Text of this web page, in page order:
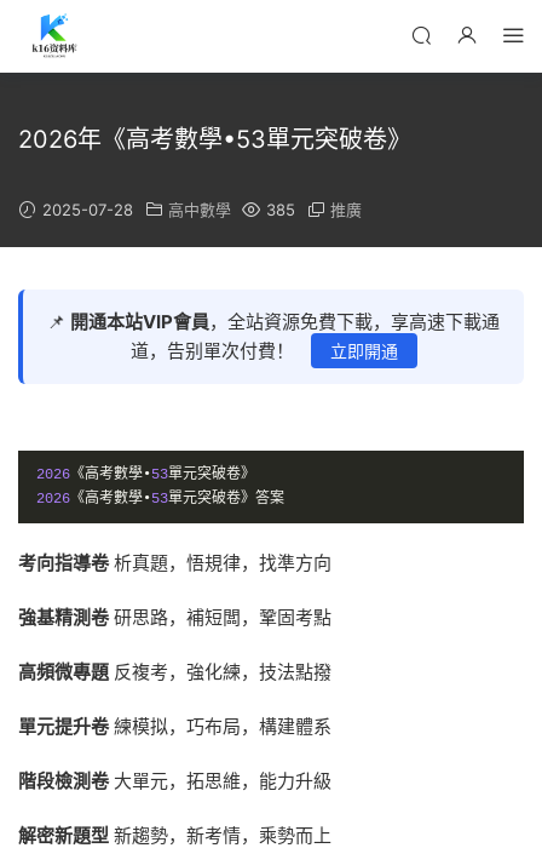
2026年《高考數學•53單元突破卷》
2025-07-28 高中數學 385 推廣
📌 開通本站VIP會員，全站資源免費下載，享高速下載通
道，告别單次付費！
立即開通
2026 《高考數學•53單元突破卷》
2026 《高考數學•53單元突破卷》答案
考向指導卷析真題，悟規律，找準方向
強基精測卷研思路，補短闆，鞏固考點
高頻微專題 反複考，強化練，技法點撥
單元提升卷練模拟，巧布局，構建體系
階段檢測卷大單元，拓思維，能力升級
解密新題型 新趨勢，新考情，乘勢而上